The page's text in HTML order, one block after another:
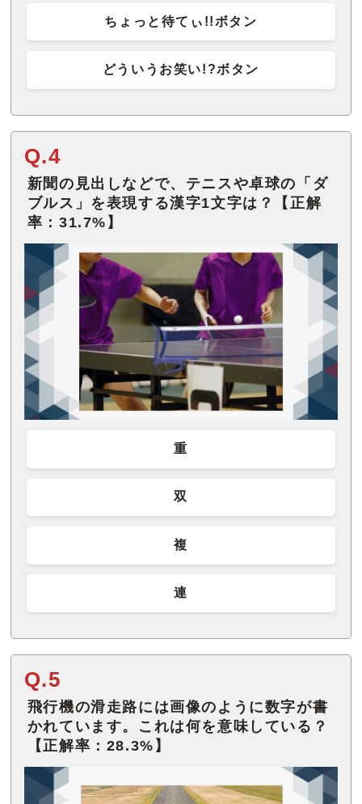
ちょっと待てぃ!!ボタン
どういうお笑い!?ボタン
Q.4
新聞の見出しなどで、テニスや卓球の「ダ
ブルス」を表現する漢字1文字は？【正解
率：31.7%】
重
双
複
連
Q.5
飛行機の滑走路には画像のように数字が書
かれています。これは何を意味している？
【正解率：28.3%】